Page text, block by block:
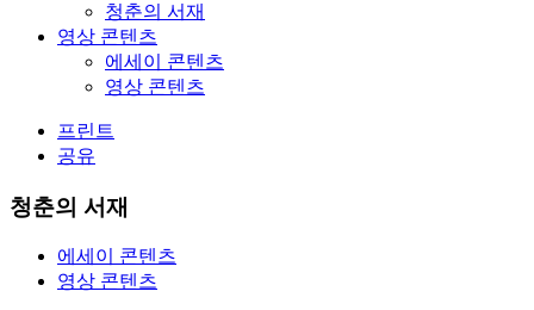
청춘의 서재
영상 콘텐츠
에세이 콘텐츠
영상 콘텐츠
프린트
공유
청춘의 서재
에세이 콘텐츠
영상 콘텐츠